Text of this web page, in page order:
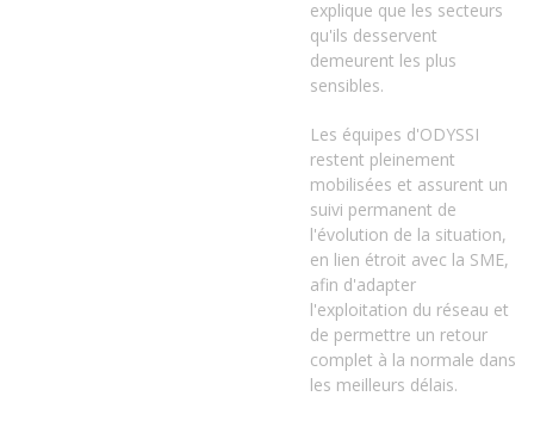
explique que les secteurs
qu'ils desservent
demeurent les plus
sensibles.
Les équipes d'ODYSSI
restent pleinement
mobilisées et assurent un
suivi permanent de
l'évolution de la situation,
en lien étroit avec la SME,
afin d'adapter
l'exploitation du réseau et
de permettre un retour
complet à la normale dans
les meilleurs délais.